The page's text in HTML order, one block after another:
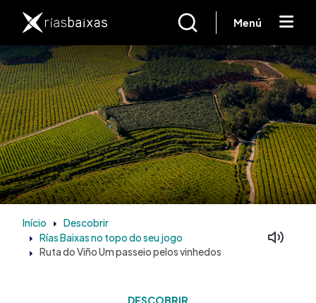
Menú
Início
Descobrir
Rías Baixas no topo do seu jogo
Ruta do Viño Um passeio pelos vinhedos
DESCOBRIR